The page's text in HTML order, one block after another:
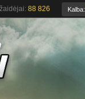
88 826 Kalba: